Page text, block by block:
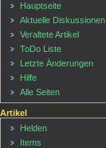
Hauptseite
Aktuelle Diskussionen
Veraltete Artikel
ToDo Liste
Letzte Änderungen
Hilfe
Alle Seiten
Artikel
Helden
Items